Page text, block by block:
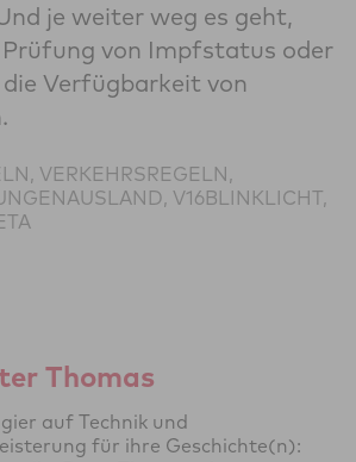
je weiter weg es geht,
von Impfstatus oder
Verfügbarkeit von
VERKEHRSREGELN,
V16BLINKLICHT,
Thomas
auf Technik und
für ihre Geschichte(n):